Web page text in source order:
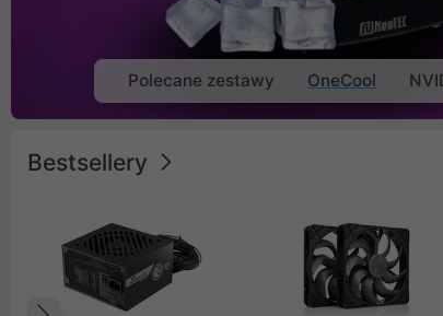
Polecane zestawy OneCool
Bestsellery